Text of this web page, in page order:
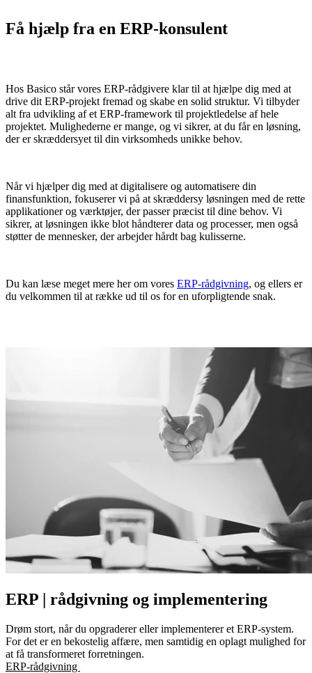
Få hjælp fra en ERP-konsulent
Hos Basico står vores ERP-rådgivere klar til at hjælpe dig med at
drive dit ERP-projekt fremad og skabe en solid struktur. Vi tilbyder
alt fra udvikling af et ERP-framework til projektledelse af hele
projektet. Mulighederne er mange, og vi sikrer, at du får en løsning,
der er skræddersyet til din virksomheds unikke behov.
Når vi hjælper dig med at digitalisere og automatisere din
finansfunktion, fokuserer vi på at skræddersy løsningen med de rette
applikationer og værktøjer, der passer præcist til dine behov. Vi
sikrer, at løsningen ikke blot håndterer data og processer, men også
støtter de mennesker, der arbejder hårdt bag kulisserne.
Du kan læse meget mere her om vores ERP-rådgivning, og ellers er
du velkommen til at række ud til os for en uforpligtende snak.
ERP | rådgivning og implementering
Drøm stort, når du opgraderer eller implementerer et ERP-system.
For det er en bekostelig affære, men samtidig en oplagt mulighed for
at få transformeret forretningen.
ERP-rådgivning